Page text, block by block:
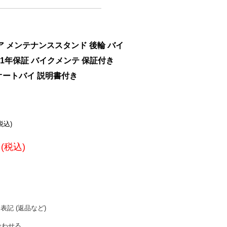
メンテナンススタンド 後輪 バイ
年保証 バイクメンテ 保証付き
トバイ 説明書付き
込)
税込)
記 (返品など)
せる